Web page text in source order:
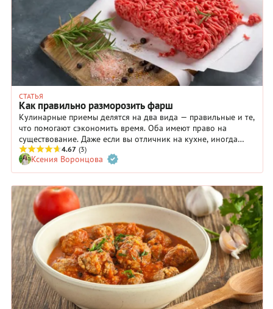
СТАТЬЯ
Как правильно разморозить фарш
Кулинарные приемы делятся на два вида — правильные и те,
что помогают сэкономить время. Оба имеют право на
существование. Даже если вы отличник на кухне, иногда
приходится хитрить, чтобы успеть, например, к приходу
внезапных гостей. С разморозкой фарша тоже самое. Есть
метод безопасный и щадящий, а есть быстрый, но с
нюансом. Рассказываем.
4.67 (3)
Ксения Воронцова